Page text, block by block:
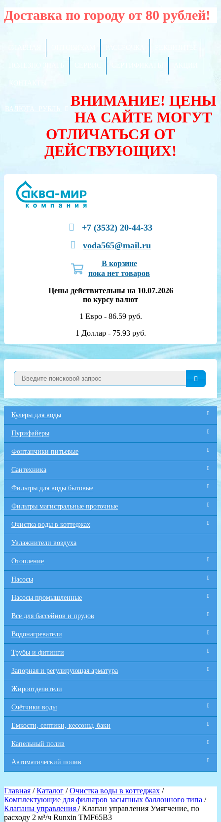
Доставка по городу от 80 рублей!
ВАЛЮТА:
ВНИМАНИЕ! ЦЕНЫ
НА САЙТЕ МОГУТ
ОТЛИЧАТЬСЯ ОТ
ДЕЙСТВУЮЩИХ!
+7 (3532) 20-44-33
voda565@mail.ru
В корзине
пока нет товаров
Цены действительны на 10.07.2026
по курсу валют
1 Евро - 86.59 руб.
1 Доллар - 75.93 руб.
Кулеры для воды
Пурифайеры
Фонтанчики питьевые
Сантехника
Фильтры для воды бытовые
Фильтры магистральные проточные
Очистка воды в коттеджах
Увлажнители воздуха
Отопление
Насосы
Насосы промышленные
Все для бaссейнов и прудов
Водонагреватели
Трубы и фитинги
Запорная и регулирующая арматура
Жироотделители
Счётчики воды
Емкости, септики, кессоны, баки
Капельный полив
Автоматический полив
Главная /Каталог /Очистка воды в коттеджах /
Комплектующие для фильтров засыпных баллонного типа /
Клапаны управления / Клапан управления Умягчение, по
расходу 2 м³/ч Runxin TMF65B3